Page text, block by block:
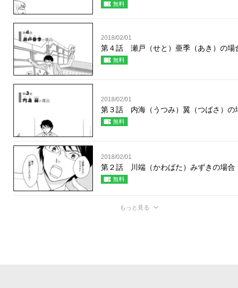
無料
2018/02/01
第４話 瀬戸（せと）亜季（あき）の場
無料
2018/02/01
第３話 内海（うつみ）翼（つばさ）の
無料
2018/02/01
第２話 川端（かわばた）みずきの場合
無料
もっと見る